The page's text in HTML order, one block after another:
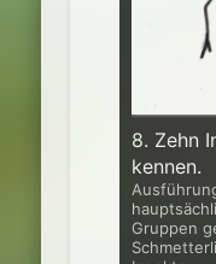
8. Zehn
kennen.
Gruppen